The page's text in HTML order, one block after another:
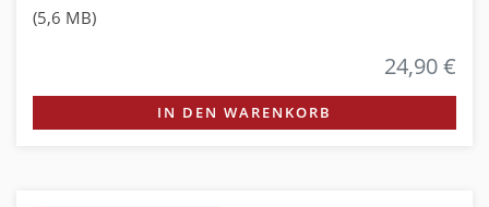
(5,6 MB)
24,90 €
IN DEN WARENKORB